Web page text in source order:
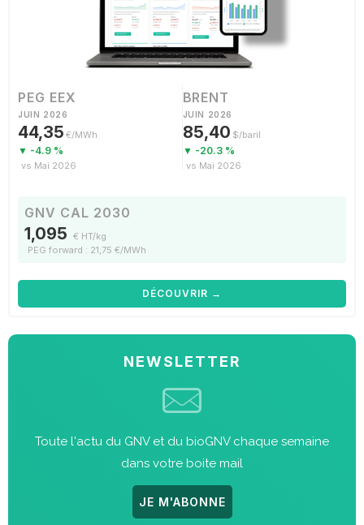
PEG EEX
JUIN 2026
44,35 €/MWh
▼ -4.9 %
vs Mai 2026
BRENT
JUIN 2026
85,40 $/baril
▼ -20.3 %
vs Mai 2026
GNV CAL 2030
1,095 € HT/kg
PEG forward : 21,75 €/MWh
DÉCOUVRIR →
NEWSLETTER
Toute l'actu du GNV et du bioGNV chaque semaine
dans votre boite mail
JE M'ABONNE